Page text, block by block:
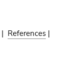
| References |